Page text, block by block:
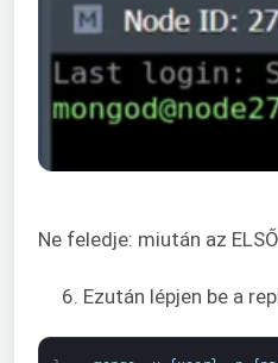
Ne feledje: miután az
6. Ezután lépjen be a